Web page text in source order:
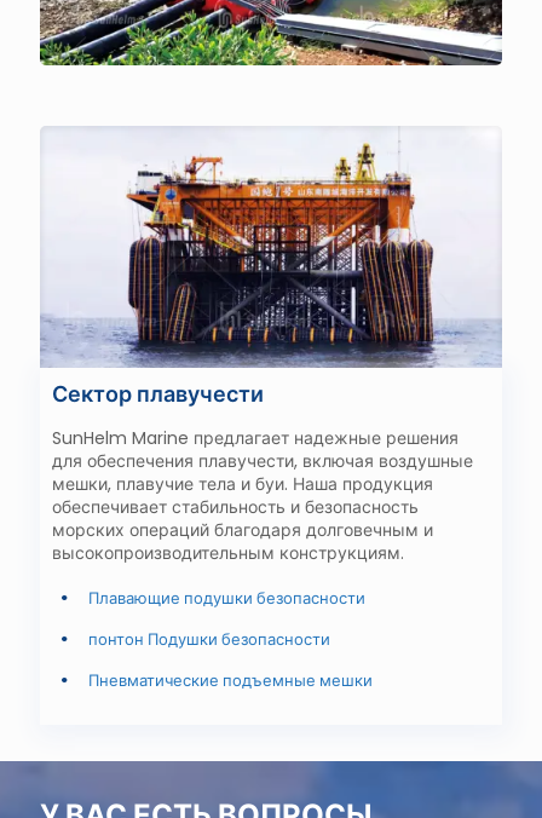
Сектор плавучести
SunHelm Marine предлагает надежные решения
для обеспечения плавучести, включая воздушные
мешки, плавучие тела и буи. Наша продукция
обеспечивает стабильность и безопасность
морских операций благодаря долговечным и
высокопроизводительным конструкциям.
Плавающие подушки безопасности
понтон Подушки безопасности
Пневматические подъемные мешки